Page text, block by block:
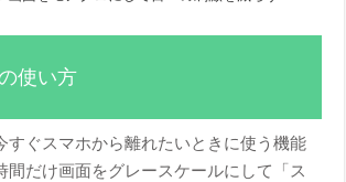
使い方
すぐスマホから離れたいときに使う機能
間だけ画面をグレースケールにして「ス